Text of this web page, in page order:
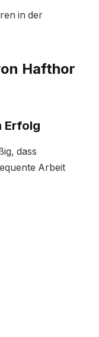
in der
Hafthor
Erfolg
dass
Arbeit